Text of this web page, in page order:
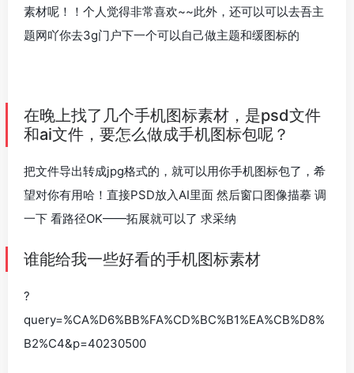
素材呢！！个人觉得非常喜欢~~此外，还可以可以去吾主
题网吖你去3g门户下一个可以自己做主题和缓图标的
在晚上找了几个手机图标素材，是psd文件
和ai文件，要怎么做成手机图标包呢？
把文件导出转成jpg格式的，就可以用你手机图标包了，希
望对你有用哈！直接PSD放入AI里面 然后窗口图像描摹 调
一下 看路径OK——拓展就可以了 求采纳
谁能给我一些好看的手机图标素材
?
query=%CA%D6%BB%FA%CD%BC%B1%EA%CB%D8%
B2%C4&p=40230500